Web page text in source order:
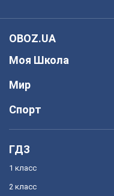
OBOZ.UA
Моя Школа
Мир
Спорт
ГДЗ
1 класс
2 класс